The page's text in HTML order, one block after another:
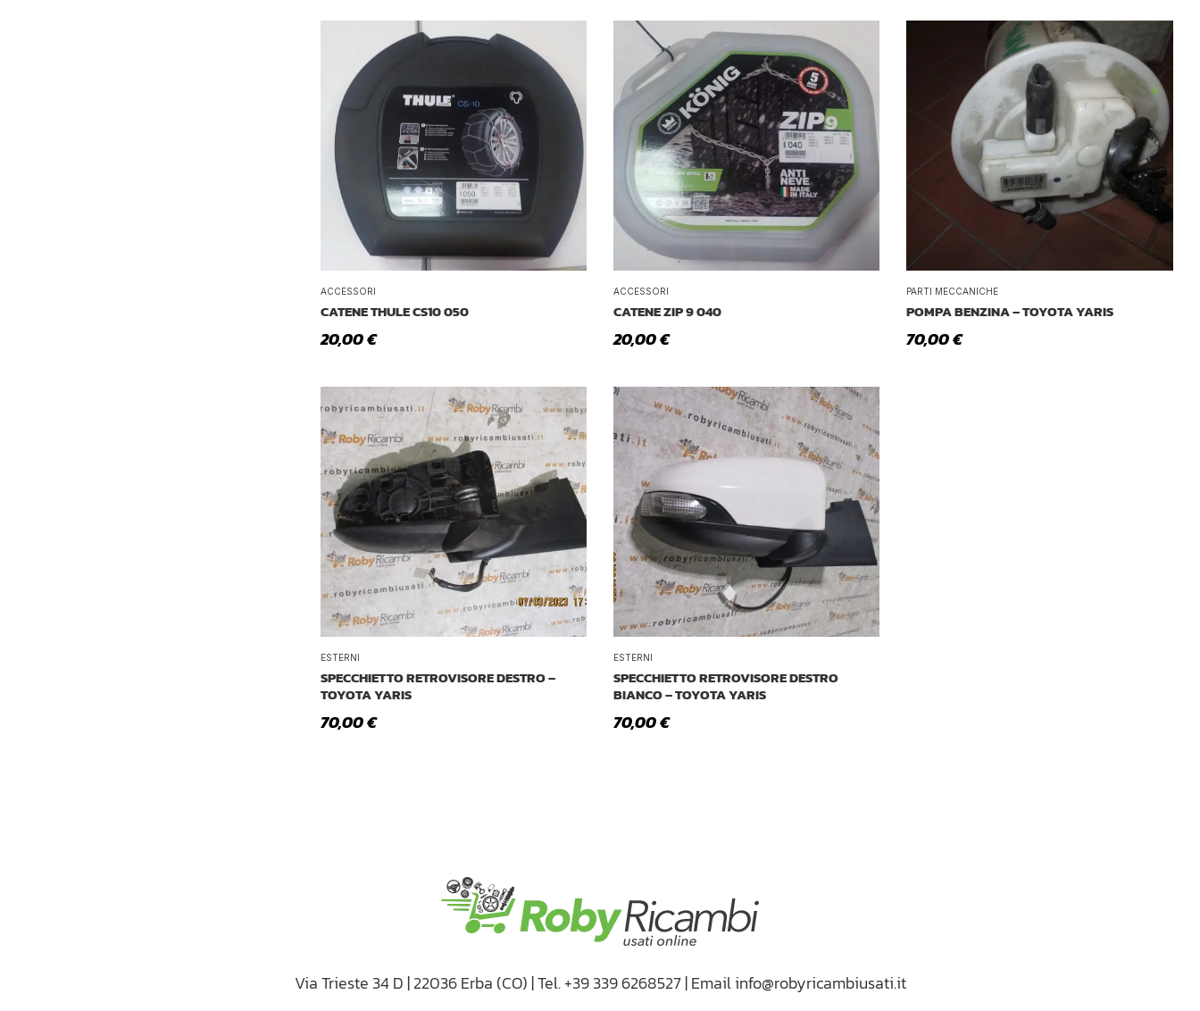
ACCESSORI
CATENE THULE CS10 050
20,00€
ACCESSORI
CATENE ZIP 9 040
20,00€
PARTI MECCANICHE
POMPA BENZINA – TOYOTA YARIS
70,00€
ESTERNI
SPECCHIETTO RETROVISORE DESTRO –
TOYOTA YARIS
70,00€
ESTERNI
SPECCHIETTO RETROVISORE DESTRO
BIANCO – TOYOTA YARIS
70,00€
Via Trieste 34 D | 22036 Erba (CO) | Tel. +39 339 6268527 | Email info@robyricambiusati.it